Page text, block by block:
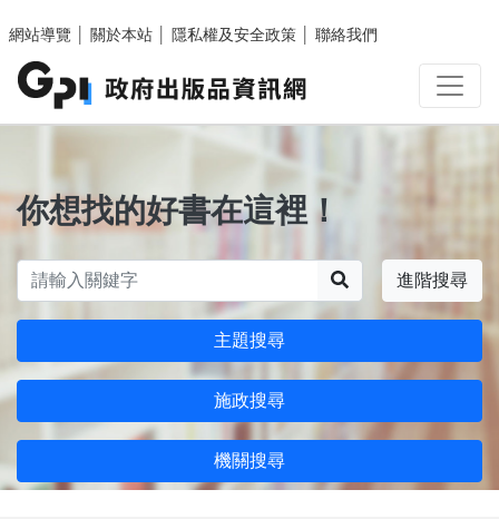
網站導覽
關於本站 隱私權及安全政策 聯絡我們
你想找的好書在這裡！
進階搜尋
主題搜尋
施政搜尋
機關搜尋